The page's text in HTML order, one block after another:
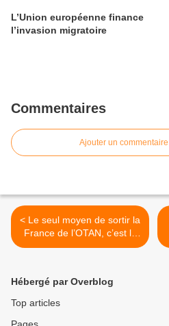
L’Union européenne finance
l’invasion migratoire
Commentaires
Ajouter un commentaire
< Le seul moyen de sortir la
France de l’OTAN, c’est la
guerre
Hébergé par Overblog
Top articles